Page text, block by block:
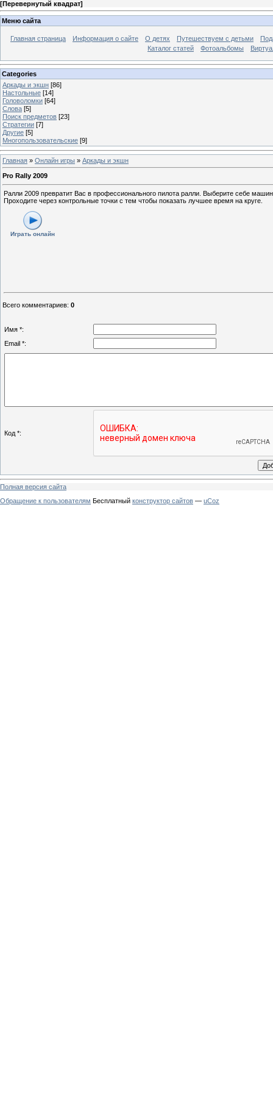
[Перевернутый квадрат]
Меню сайта
Главная страница Информация о сайте О детях Путешествуем с детьми
Каталог статей
Фотоальбомы
Categories
Аркады и экшн [86]
Настольные [14]
Головоломки [64]
Слова [5]
Поиск предметов [23]
Стратегии [7]
Другие [5]
Многопользовательские [9]
Главная » Онлайн игры » Аркады и экшн
Pro Rally 2009
Ралли 2009 превратит Вас в профессионального пилота ралли. Выберите себе
Проходите через контрольные точки с тем чтобы показать лучшее время на круге.
Играть онлайн
Всего комментариев: 0
Имя *:
Email *:
Код *:
Полная версия сайта
Обращение к пользователям Бесплатный конструктор сайтов — uCoz